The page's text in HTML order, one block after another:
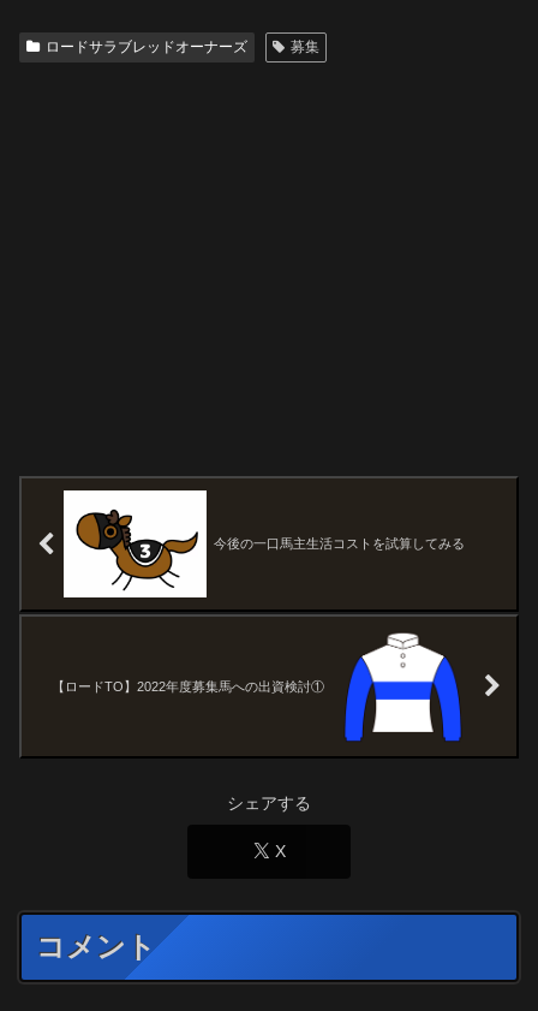
ロードサラブレッドオーナーズ 募集
今後の一口馬主生活コストを試算してみる
【ロードTO】2022年度募集馬への出資検討①
シェアする
X
コメント